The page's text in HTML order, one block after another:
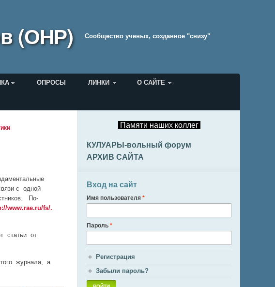
(ОНР) Cообщество ученых, созданное "снизу"
ОПРОСЫ ЛИНКИ О САЙТЕ
с одной
По-
www.rae.ru/fs/.
статьи от
журнала, а
Памяти наших коллег
КУЛУАРЫ-вольный форум
АРХИВ САЙТА
Вход на сайт
Имя пользователя *
Пароль *
Регистрация
Забыли пароль?